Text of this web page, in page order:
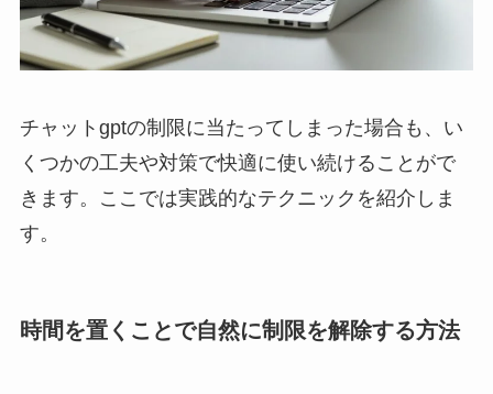
チャットgptの制限に当たってしまった場合も、い
くつかの工夫や対策で快適に使い続けることがで
きます。ここでは実践的なテクニックを紹介しま
す。
時間を置くことで自然に制限を解除する方法